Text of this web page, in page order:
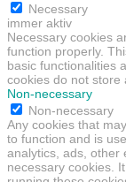
Necessary
immer aktiv
Necessary cookies
function properly.
basic functionalities
cookies do not store
Non-necessary
Non-necessary
Any cookies that
to function and is
analytics, ads, other
necessary cookies.